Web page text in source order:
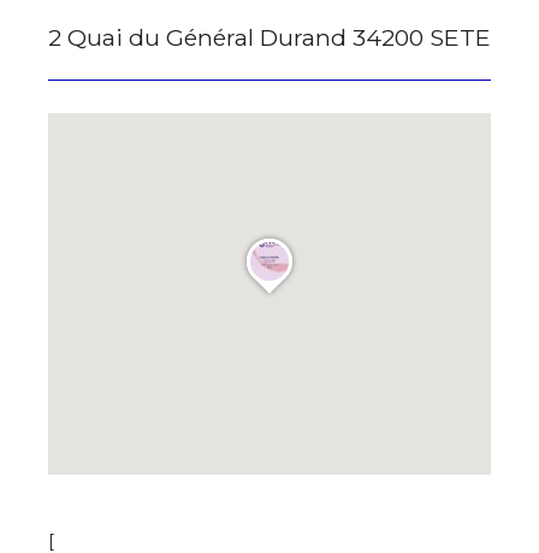
2 Quai du Général Durand 34200 SETE
[